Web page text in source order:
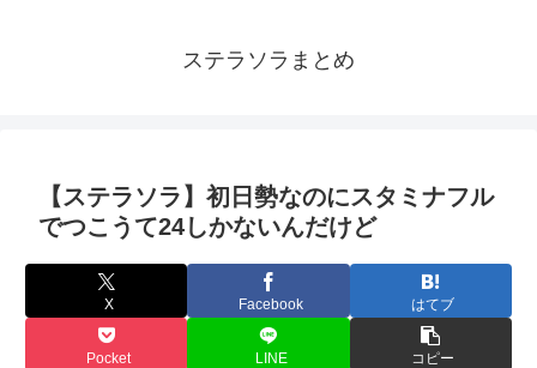
ステラソラまとめ
【ステラソラ】初日勢なのにスタミナフル
でつこうて24しかないんだけど
X Facebook はてブ
Pocket LINE コピー